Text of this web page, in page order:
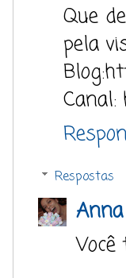
Que
pela
Respostas